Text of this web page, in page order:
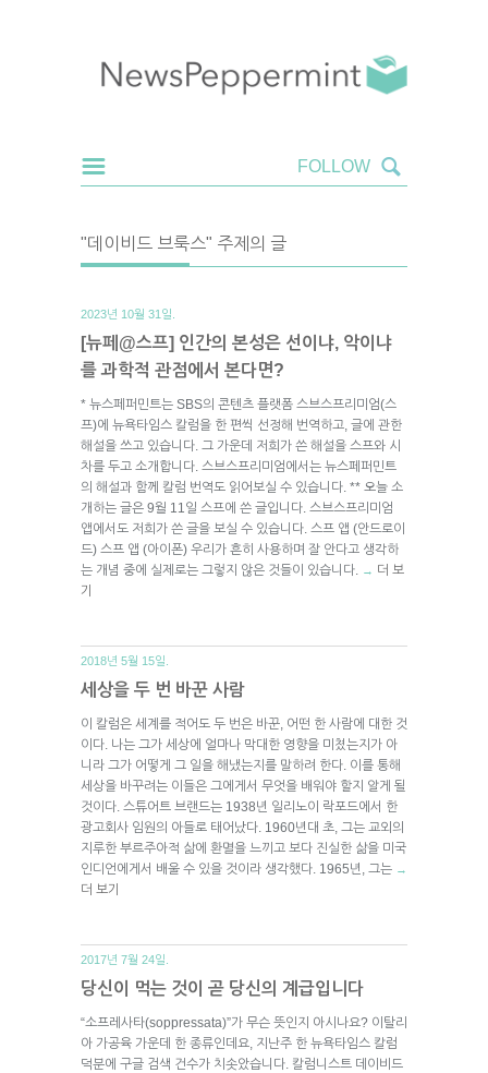
"데이비드 브룩스" 주제의 글
2023년 10월 31일.
[뉴페@스프] 인간의 본성은 선이냐, 악이냐
를 과학적 관점에서 본다면?
* 뉴스페퍼민트는 SBS의 콘텐츠 플랫폼 스브스프리미엄(스
프)에 뉴욕타임스 칼럼을 한 편씩 선정해 번역하고, 글에 관한
해설을 쓰고 있습니다. 그 가운데 저희가 쓴 해설을 스프와 시
차를 두고 소개합니다. 스브스프리미엄에서는 뉴스페퍼민트
의 해설과 함께 칼럼 번역도 읽어보실 수 있습니다. ** 오늘 소
개하는 글은 9월 11일 스프에 쓴 글입니다. 스브스프리미엄
앱에서도 저희가 쓴 글을 보실 수 있습니다. 스프 앱 (안드로이
드) 스프 앱 (아이폰) 우리가 흔히 사용하며 잘 안다고 생각하
는 개념 중에 실제로는 그렇지 않은 것들이 있습니다.
→ 더 보
기
2018년 5월 15일.
세상을 두 번 바꾼 사람
이 칼럼은 세계를 적어도 두 번은 바꾼, 어떤 한 사람에 대한 것
이다. 나는 그가 세상에 얼마나 막대한 영향을 미쳤는지가 아
니라 그가 어떻게 그 일을 해냈는지를 말하려 한다. 이를 통해
세상을 바꾸려는 이들은 그에게서 무엇을 배워야 할지 알게 될
것이다. 스튜어트 브랜드는 1938년 일리노이 락포드에서 한
광고회사 임원의 아들로 태어났다. 1960년대 초, 그는 교외의
지루한 부르주아적 삶에 환멸을 느끼고 보다 진실한 삶을 미국
인디언에게서 배울 수 있을 것이라 생각했다. 1965년, 그는 →
더 보기
2017년 7월 24일.
당신이 먹는 것이 곧 당신의 계급입니다
“소프레사타(soppressata)”가 무슨 뜻인지 아시나요? 이탈리
아 가공육 가운데 한 종류인데요, 지난주 한 뉴욕타임스 칼럼
덕분에 구글 검색 건수가 치솟았습니다. 칼럼니스트 데이비드